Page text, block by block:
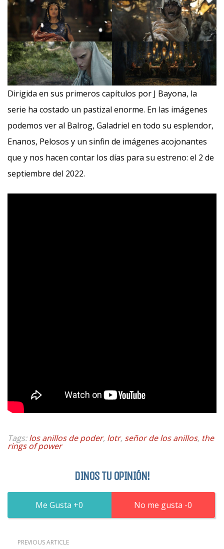
Dirigida en sus primeros capítulos por J Bayona, la
serie ha costado un pastizal enorme. En las imágenes
podemos ver al Balrog, Galadriel en todo su esplendor,
Enanos, Pelosos y un sinfin de imágenes acojonantes
que y nos hacen contar los días para su estreno: el 2 de
septiembre del 2022.
Tags:los anillos de poder, lotr, señor de los anillos, the
rings of power
DINOS TU OPINIÓN!
0 0
PREVIOUS ARTICLE